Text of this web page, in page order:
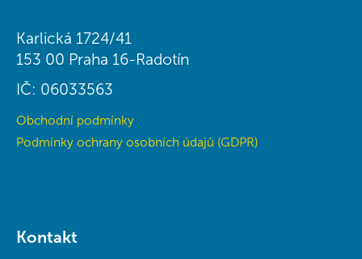
Karlická 1724/41
153 00 Praha 16-Radotín
IČ: 06033563
Obchodní podmínky
Podmínky ochrany osobních údajů (GDPR)
Kontakt